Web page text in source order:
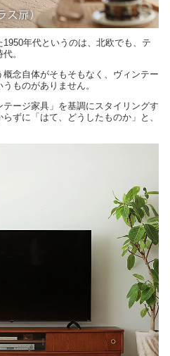
年代というのは、北欧でも、テ
。
念自体がそもそもなく、ヴィンテー
ものがありません。
ージ家具」を基調にスタイリングす
ずに「はて、どうしたものか」と、